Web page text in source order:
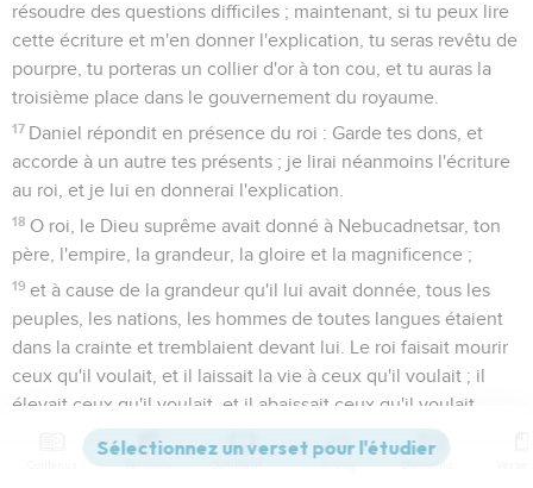
résoudre des questions difficiles ; maintenant, si tu peux lire
cette écriture et m'en donner l'explication, tu seras revêtu de
pourpre, tu porteras un collier d'or à ton cou, et tu auras la
troisième place dans le gouvernement du royaume.
17 Daniel répondit en présence du roi : Garde tes dons, et
accorde à un autre tes présents ; je lirai néanmoins l'écriture
au roi, et je lui en donnerai l'explication.
18 O roi, le Dieu suprême avait donné à Nebucadnetsar, ton
père, l'empire, la grandeur, la gloire et la magnificence ;
19 et à cause de la grandeur qu'il lui avait donnée, tous les
peuples, les nations, les hommes de toutes langues étaient
dans la crainte et tremblaient devant lui. Le roi faisait mourir
ceux qu'il voulait, et il laissait la vie à ceux qu'il voulait ; il
élevait ceux qu'il voulait, et il abaissait ceux qu'il voulait.
Mais lorsque son coeur s'éleva et que son esprit s'endurcit
jusqu'à l'arrogance, il fut précipité de son trône royal et
Versions Commentaires Strong